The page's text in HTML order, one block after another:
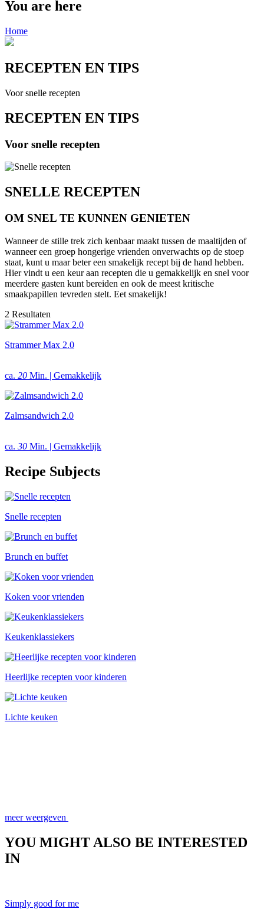
You are here
Home
RECEPTEN EN TIPS
Voor snelle recepten
RECEPTEN EN TIPS
Voor snelle recepten
SNELLE RECEPTEN
OM SNEL TE KUNNEN GENIETEN
Wanneer de stille trek zich kenbaar maakt tussen de maaltijden of
wanneer een groep hongerige vrienden onverwachts op de stoep
staat, kunt u maar beter een smakelijk recept bij de hand hebben.
Hier vindt u een keur aan recepten die u gemakkelijk en snel voor
meerdere gasten kunt bereiden en ook de meest kritische
smaakpapillen tevreden stelt. Eet smakelijk!
2 Resultaten
Strammer Max 2.0
ca. 20 Min. | Gemakkelijk
Zalmsandwich 2.0
ca. 30 Min. | Gemakkelijk
Recipe Subjects
Snelle recepten
Brunch en buffet
Koken voor vrienden
Keukenklassiekers
Heerlijke recepten voor kinderen
Lichte keuken
meer weergeven
YOU MIGHT ALSO BE INTERESTED
IN
Simply good for me